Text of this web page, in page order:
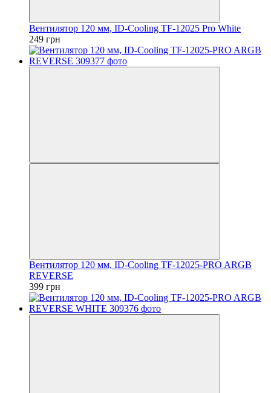
Вентилятор 120 мм, ID-Cooling TF-12025 Pro White
249 грн
Вентилятор 120 мм, ID-Cooling TF-12025-PRO ARGB
REVERSE
399 грн